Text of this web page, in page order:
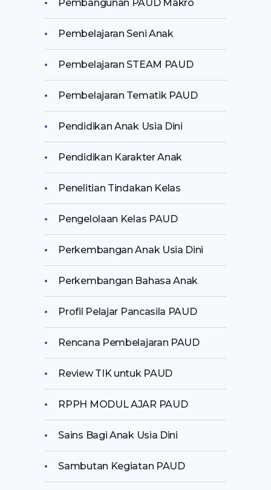
Pembangunan PAUD Makro
Pembelajaran Seni Anak
Pembelajaran STEAM PAUD
Pembelajaran Tematik PAUD
Pendidikan Anak Usia Dini
Pendidikan Karakter Anak
Penelitian Tindakan Kelas
Pengelolaan Kelas PAUD
Perkembangan Anak Usia Dini
Perkembangan Bahasa Anak
Profil Pelajar Pancasila PAUD
Rencana Pembelajaran PAUD
Review TIK untuk PAUD
RPPH MODUL AJAR PAUD
Sains Bagi Anak Usia Dini
Sambutan Kegiatan PAUD